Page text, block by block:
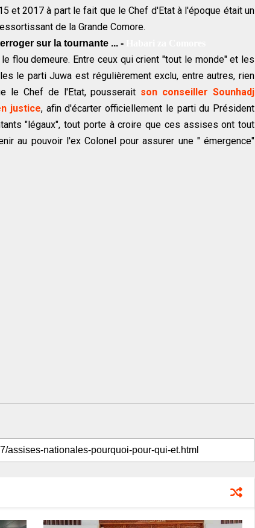
et 2017 à part le fait que le Chef d'Etat à l'époque était un
de la Grande Comore.
sur la tournante ... -
flou demeure. Entre ceux qui crient "tout le monde" et les
le parti Juwa est régulièrement exclu, entre autres, rien
le Chef de l'Etat, pousserait son conseiller Sounhadj
justice, afin d'écarter officiellement le parti du Président
"légaux", tout porte à croire que ces assises ont tout
au pouvoir l'ex Colonel pour assurer une " émergence"